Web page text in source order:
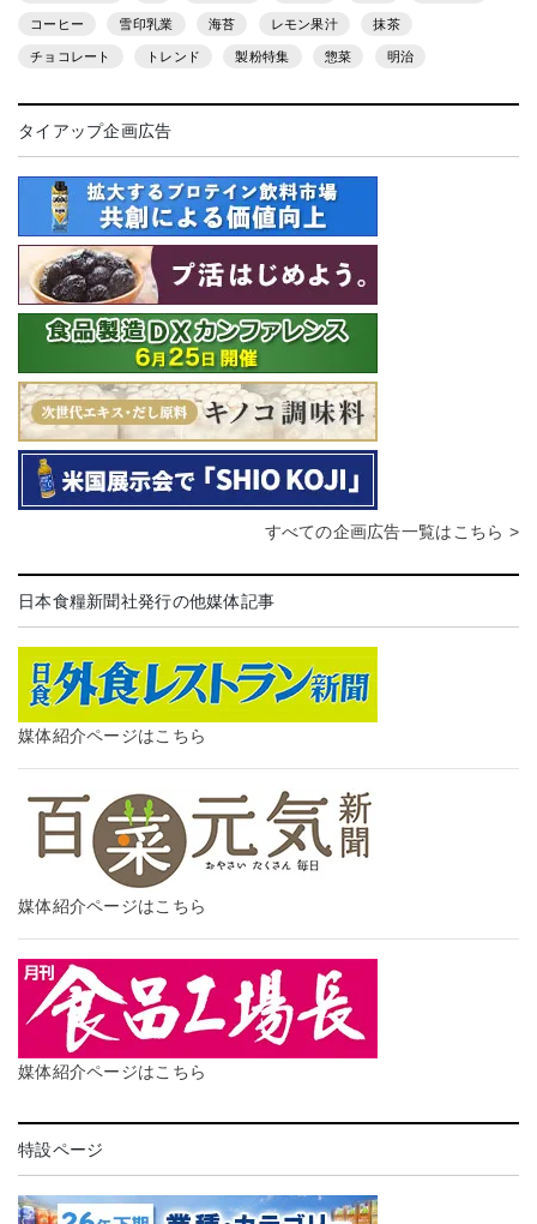
コーヒー 雪印乳業 海苔 レモン果汁 抹茶
チョコレート トレンド 製粉特集 惣菜 明治
タイアップ企画広告
すべての企画広告一覧はこちら >
日本食糧新聞社発行の他媒体記事
媒体紹介ページはこちら
媒体紹介ページはこちら
媒体紹介ページはこちら
特設ページ